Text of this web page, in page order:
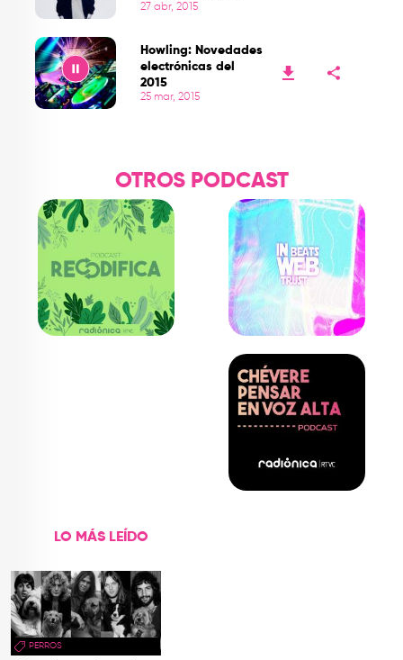
27 abr, 2015
Howling: Novedades
electrónicas del
2015
25 mar, 2015
OTROS PODCAST
LO MÁS LEÍDO
PERROS